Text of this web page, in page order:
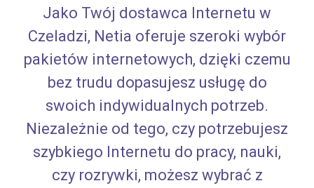
Jako Twój dostawca Internetu w
Czeladzi, Netia oferuje szeroki wybór
pakietów internetowych, dzięki czemu
bez trudu dopasujesz usługę do
swoich indywidualnych potrzeb.
Niezależnie od tego, czy potrzebujesz
szybkiego Internetu do pracy, nauki,
czy rozrywki, możesz wybrać z